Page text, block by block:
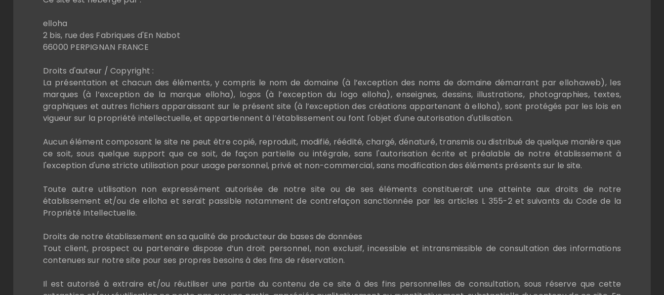
elloha
2 bis, rue des Fabriques d'En Nabot
66000 PERPIGNAN FRANCE
Droits d'auteur / Copyright :
La présentation et chacun des éléments, y compris le nom de domaine (à l’exception des noms de domaine démarrant par ellohaweb), les
marques (à l’exception de la marque elloha), logos (à l’exception du logo elloha), enseignes, dessins, illustrations, photographies, textes,
graphiques et autres fichiers apparaissant sur le présent site (à l’exception des créations appartenant à elloha), sont protégés par les lois en
vigueur sur la propriété intellectuelle, et appartiennent à l’établissement ou font l'objet d'une autorisation d'utilisation.
Aucun élément composant le site ne peut être copié, reproduit, modifié, réédité, chargé, dénaturé, transmis ou distribué de quelque manière que
ce soit, sous quelque support que ce soit, de façon partielle ou intégrale, sans l'autorisation écrite et préalable de notre établissement à
l'exception d'une stricte utilisation pour usage personnel, privé et non-commercial, sans modification des éléments présents sur le site.
Toute autre utilisation non expressément autorisée de notre site ou de ses éléments constituerait une atteinte aux droits de notre
établissement et/ou de elloha et serait passible notamment de contrefaçon sanctionnée par les articles L 355-2 et suivants du Code de la
Propriété Intellectuelle.
Droits de notre établissement en sa qualité de producteur de bases de données
Tout client, prospect ou partenaire dispose d’un droit personnel, non exclusif, incessible et intransmissible de consultation des informations
contenues sur notre site pour ses propres besoins à des fins de réservation.
Il est autorisé à extraire et/ou réutiliser une partie du contenu de ce site à des fins personnelles de consultation, sous réserve que cette